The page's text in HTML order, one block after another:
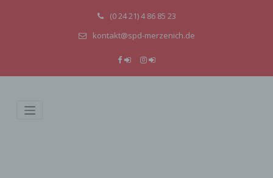
(0 24 21) 4 86 85 23
kontakt@spd-merzenich.de